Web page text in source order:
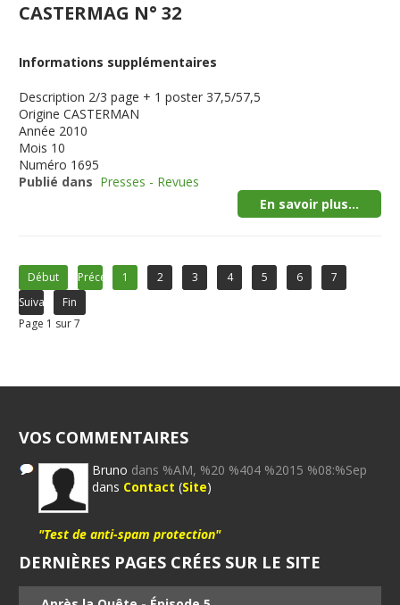
CASTERMAG N° 32
Informations supplémentaires
Description 2/3 page + 1 poster 37,5/57,5
Origine CASTERMAN
Année 2010
Mois 10
Numéro 1695
Publié dans Presses - Revues
En savoir plus...
Début Précédent1 2 3 4 5 6
7
Suivant
Fin
Page 1 sur 7
VOS COMMENTAIRES
Bruno dans %AM, %20 %404 %2015 %08:%Sep
dans Contact (Site)
"Test de anti-spam protection"
DERNIÈRES PAGES CRÉES SUR LE SITE